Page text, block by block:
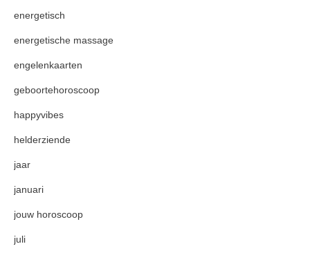
energetisch
energetische massage
engelenkaarten
geboortehoroscoop
happyvibes
helderziende
jaar
januari
jouw horoscoop
juli